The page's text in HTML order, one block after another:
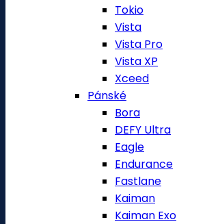
Tokio
Vista
Vista Pro
Vista XP
Xceed
Pánské
Bora
DEFY Ultra
Eagle
Endurance
Fastlane
Kaiman
Kaiman Exo